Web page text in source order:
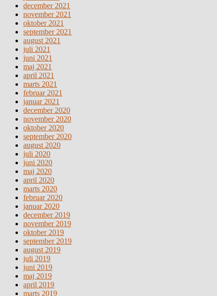
december 2021
november 2021
oktober 2021
september 2021
august 2021
juli 2021
juni 2021
maj 2021
april 2021
marts 2021
februar 2021
januar 2021
december 2020
november 2020
oktober 2020
september 2020
august 2020
juli 2020
juni 2020
maj 2020
april 2020
marts 2020
februar 2020
januar 2020
december 2019
november 2019
oktober 2019
september 2019
august 2019
juli 2019
juni 2019
maj 2019
april 2019
marts 2019